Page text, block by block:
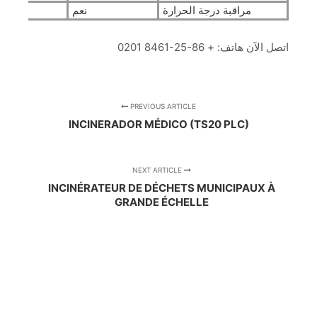
مراقبة درجة الحرارة
نعم
اتصل الآن هاتف: + 86-25-8461 0201
PREVIOUS ARTICLE
INCINERADOR MÉDICO (TS20 PLC)
NEXT ARTICLE
INCINÉRATEUR DE DÉCHETS MUNICIPAUX À
GRANDE ÉCHELLE